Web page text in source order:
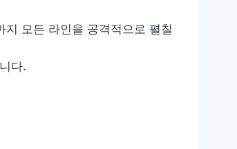
모든 라인을 공격적으로 펼칠
다.